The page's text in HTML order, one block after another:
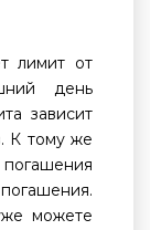
лимит от
день
зависит
К тому же
можете